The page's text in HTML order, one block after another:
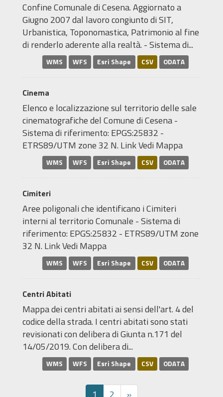
Confine Comunale di Cesena. Aggiornato a
Giugno 2007 dal lavoro congiunto di SIT,
Urbanistica, Toponomastica, Patrimonio al fine
di renderlo aderente alla realtà. - Sistema di...
WMS WFS Esri Shape CSV ODATA
Cinema
Elenco e localizzazione sul territorio delle sale
cinematografiche del Comune di Cesena -
Sistema di riferimento: EPGS:25832 -
ETRS89/UTM zone 32 N. Link Vedi Mappa
WMS WFS Esri Shape CSV ODATA
Cimiteri
Aree poligonali che identificano i Cimiteri
interni al territorio Comunale - Sistema di
riferimento: EPGS:25832 - ETRS89/UTM zone
32 N. Link Vedi Mappa
WMS WFS Esri Shape CSV ODATA
Centri Abitati
Mappa dei centri abitati ai sensi dell'art. 4 del
codice della strada. I centri abitati sono stati
revisionati con delibera di Giunta n.171 del
14/05/2019. Con delibera di...
WMS WFS Esri Shape CSV ODATA
1 2 »